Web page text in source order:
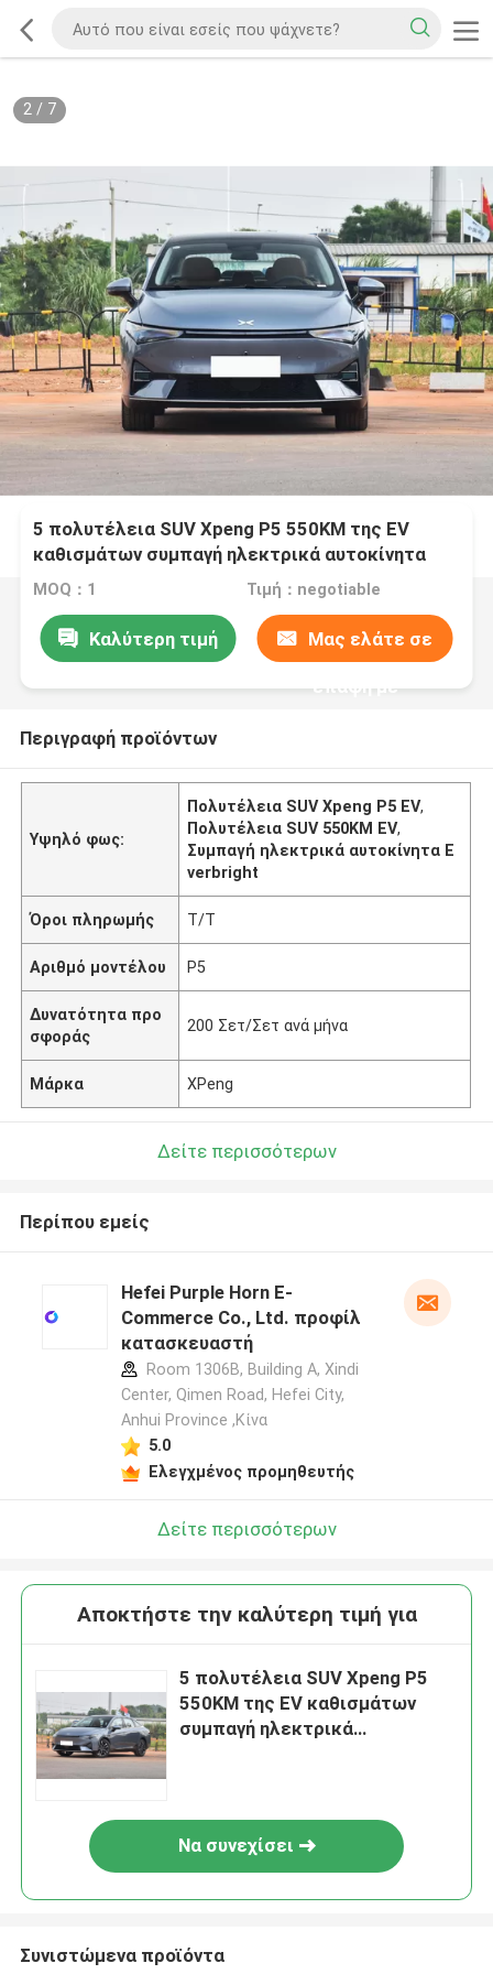
2/ 7
5 πολυτέλεια SUV Xpeng P5 550KM της EV
καθισμάτων συμπαγή ηλεκτρικά αυτοκίνητα
Everbright
MOQ：1 Τιμή：negotiable
Καλύτερη τιμή Μας ελάτε σε
επαφή με
Περιγραφή προϊόντων
Υψηλό φως:
Πολυτέλεια SUV Xpeng P5 EV,
Πολυτέλεια SUV 550KM EV,
Συμπαγή ηλεκτρικά αυτοκίνητα E
verbright
Όροι πληρωμής T/T
Αριθμό μοντέλου P5
Δυνατότητα προ
σφοράς
200 Σετ/Σετ ανά μήνα
Μάρκα XPeng
Δείτε περισσότερων
Περίπου εμείς
Hefei Purple Horn E-
Commerce Co., Ltd. προφίλ
κατασκευαστή
Room 1306B, Building A, Xindi
Center, Qimen Road, Hefei City,
Anhui Province ,Κίνα
5.0
Ελεγχμένος προμηθευτής
Δείτε περισσότερων
Αποκτήστε την καλύτερη τιμή για
5 πολυτέλεια SUV Xpeng P5
550KM της EV καθισμάτων
συμπαγή ηλεκτρικά
Να συνεχίσει
Συνιστώμενα προϊόντα